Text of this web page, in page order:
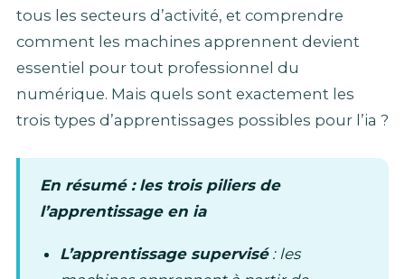
tous les secteurs d’activité, et comprendre
comment les machines apprennent devient
essentiel pour tout professionnel du
numérique. Mais quels sont exactement les
trois types d’apprentissages possibles pour l’ia ?
En résumé : les trois piliers de
l’apprentissage en ia
L’apprentissage supervisé: les